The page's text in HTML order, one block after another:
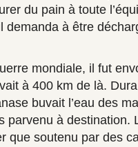
du pain à toute
demanda à être
mondiale, il fut
à 400 km de là.
buvait l’eau des
parvenu à destination.
que soutenu par des